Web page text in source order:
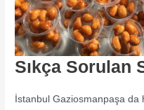
Sıkça Sorulan
İstanbul Gaziosmanpaşa da